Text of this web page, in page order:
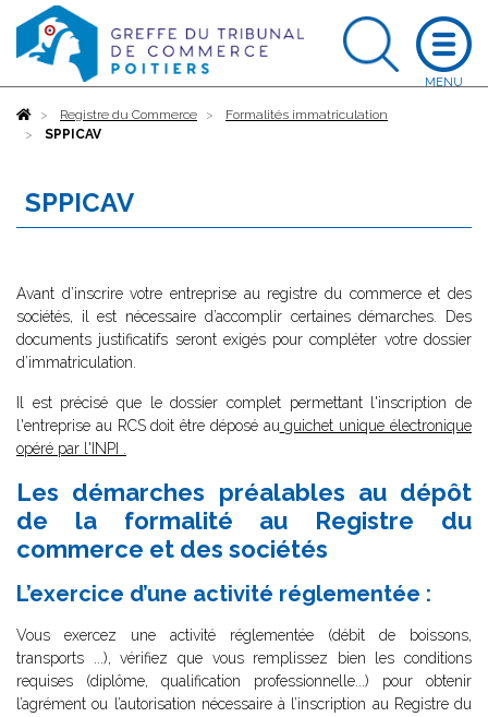
AccueilRegistre du Commerce
Formalités immatriculation
SPPICAV
SPPICAV
Avant d’inscrire votre entreprise au registre du commerce et des
sociétés, il est nécessaire d’accomplir certaines démarches. Des
documents justificatifs seront exigés pour compléter votre dossier
d’immatriculation.
Il est précisé que le dossier complet permettant l'inscription de
l'entreprise au RCS doit être déposé au guichet unique électronique
opéré par l'INPI
Les démarches préalables au dépôt
de la formalité au Registre du
commerce et des sociétés
L’exercice d’une activité réglementée :
Vous exercez une activité réglementée (débit de boissons,
transports ...), vérifiez que vous remplissez bien les conditions
requises (diplôme, qualification professionnelle...) pour obtenir
l’agrément ou l’autorisation nécessaire à l’inscription au Registre du